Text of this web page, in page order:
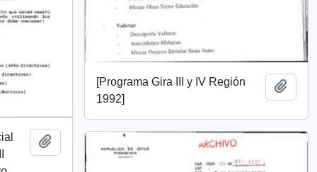
[Programa Gira III y IV Región
1992]
Add
Add to clipboard